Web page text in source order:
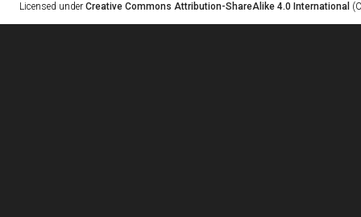
Licensed under Creative Commons Attribution-ShareAlike 4.0 International